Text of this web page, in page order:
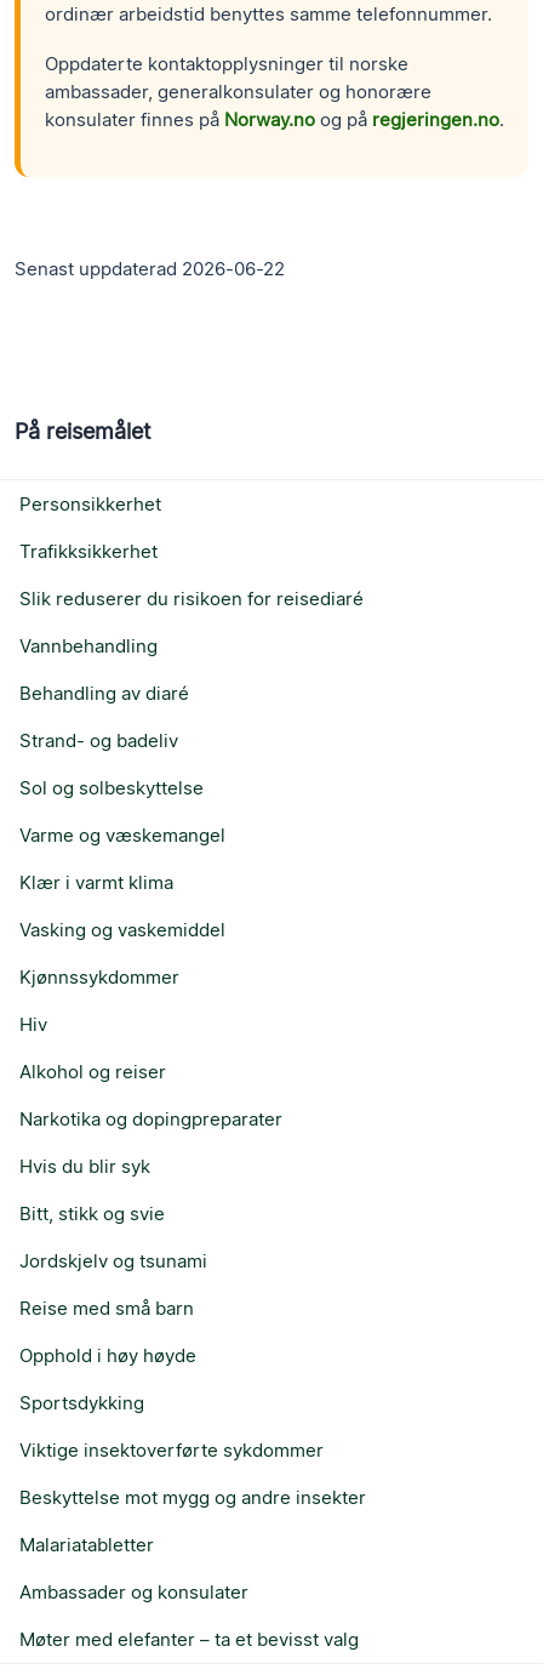
ordinær arbeidstid benyttes samme telefonnummer.
Oppdaterte kontaktopplysninger til norske
ambassader, generalkonsulater og honorære
konsulater finnes på Norway.no og på regjeringen.no.
Senast uppdaterad 2026-06-22
På reisemålet
Personsikkerhet
Trafikksikkerhet
Slik reduserer du risikoen for reisediaré
Vannbehandling
Behandling av diaré
Strand- og badeliv
Sol og solbeskyttelse
Varme og væskemangel
Klær i varmt klima
Vasking og vaskemiddel
Kjønnssykdommer
Hiv
Alkohol og reiser
Narkotika og dopingpreparater
Hvis du blir syk
Bitt, stikk og svie
Jordskjelv og tsunami
Reise med små barn
Opphold i høy høyde
Sportsdykking
Viktige insektoverførte sykdommer
Beskyttelse mot mygg og andre insekter
Malariatabletter
Ambassader og konsulater
Møter med elefanter – ta et bevisst valg